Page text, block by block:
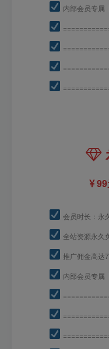
内部会员专属
99
会员时长：永久
全站资源永久
推广佣金高达
内部会员专属